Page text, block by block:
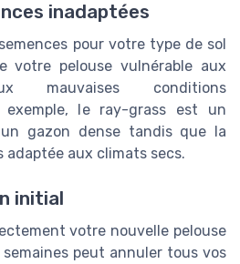
inadaptées
pour votre type de sol
votre pelouse vulnérable aux
mauvaises conditions
exemple, le ray-grass est un
gazon dense tandis que la
aux climats secs.
initial
votre nouvelle pelouse
peut annuler tous vos